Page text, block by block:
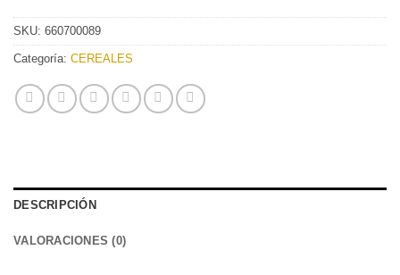
SKU: 660700089
Categoría: CEREALES
DESCRIPCIÓN
VALORACIONES (0)